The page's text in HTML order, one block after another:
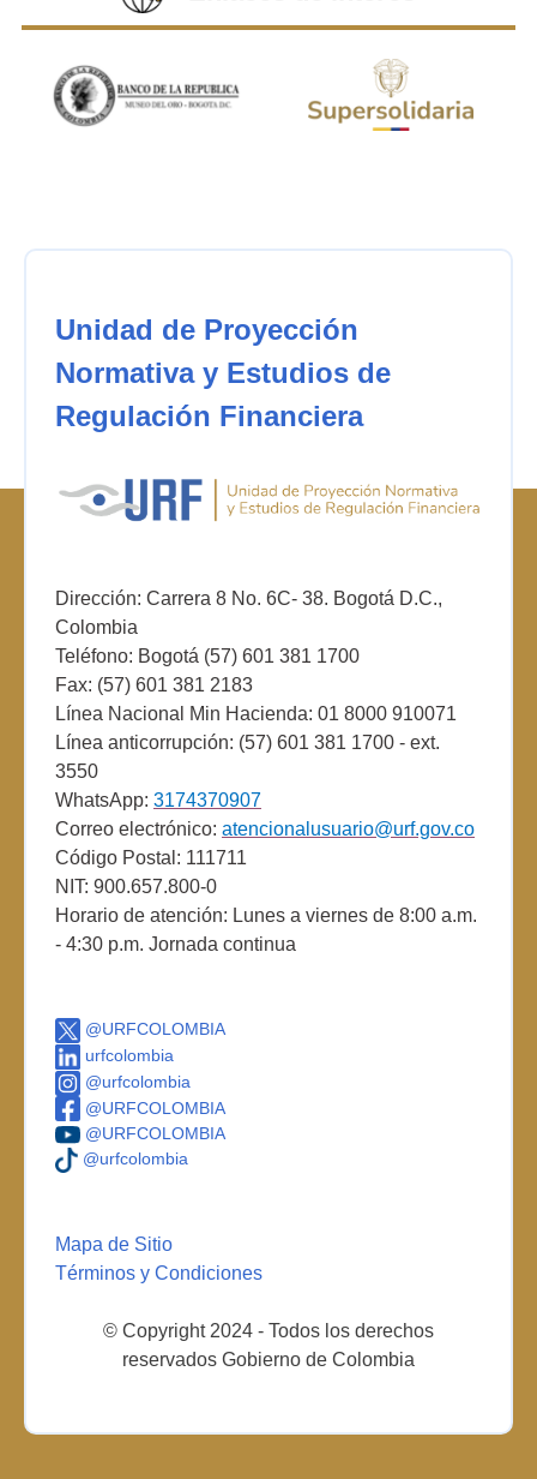
Unidad de Proyección
Normativa y Estudios de
Regulación Financiera
Dirección: Carrera 8 No. 6C- 38. Bogotá D.C.,
Colombia
Teléfono: Bogotá (57) 601 381 1700
Fax: (57) 601 381 2183
Línea Nacional Min Hacienda: 01 8000 910071
Línea anticorrupción: (57) 601 381 1700 - ext.
3550
WhatsApp: 3174370907
Correo electrónico: atencionalusuario@urf.gov.co
Código Postal: 111711
NIT: 900.657.800-0
Horario de atención: Lunes a viernes de 8:00 a.m.
- 4:30 p.m. Jornada continua
@URFCOLOMBIA
urfcolombia
@urfcolombia
@URFCOLOMBIA
@URFCOLOMBIA
@urfcolombia
Mapa de Sitio
Términos y Condiciones
© Copyright 2024 - Todos los derechos
reservados Gobierno de Colombia